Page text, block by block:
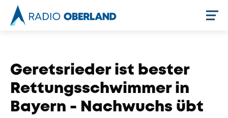
Geretsrieder ist bester
Rettungsschwimmer in
Bayern - Nachwuchs übt